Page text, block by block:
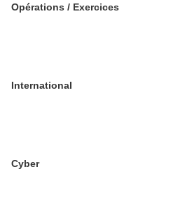
Opérations / Exercices
International
Cyber